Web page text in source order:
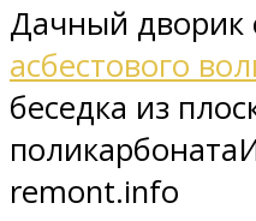
Дачный дворик
асбестового
беседка из
remont.info